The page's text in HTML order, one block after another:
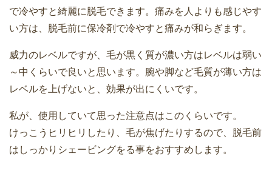
で冷やすと綺麗に脱毛できます。痛みを人よりも感じやす
い方は、脱毛前に保冷剤で冷やすと痛みが和らぎます。
威力のレベルですが、毛が黒く質が濃い方はレベルは弱い
～中くらいで良いと思います。腕や脚など毛質が薄い方は
レベルを上げないと、効果が出にくいです。
私が、使用していて思った注意点はこのくらいです。
けっこうヒリヒリしたり、毛が焦げたりするので、脱毛前
はしっかりシェービングをる事をおすすめします。